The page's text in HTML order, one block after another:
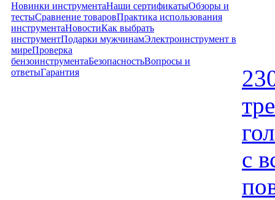
Новинки инструментаНаши сертификатыОбзоры и
тестыСравнение товаровПрактика использования
инструментаНовостиКак выбрать
инструментПодарки мужчинамЭлектроинструмент в
миреПроверка
бензоинструментаБезопасностьВопросы и
ответыГарантия
с